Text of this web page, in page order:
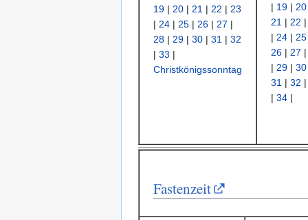
19 | 20 | 21 | 22 | 23
| 24 | 25 | 26 | 27 |
28 | 29 | 30 | 31 | 32
| 33 |
Christkönigssonntag
| 19 | 20
21 | 22
| 24 | 25
26 | 27
| 29 | 30
31 | 32
| 34 |
Fastenzeit